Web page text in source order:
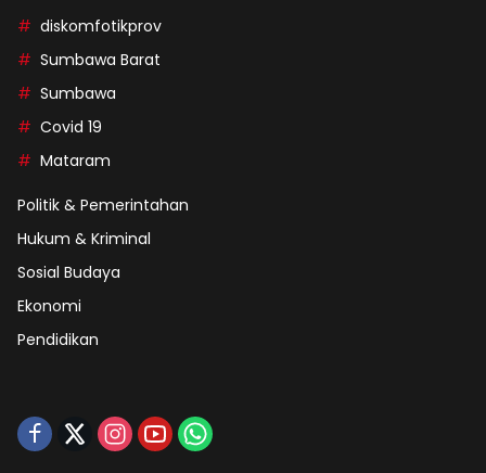
diskomfotikprov
Sumbawa Barat
Sumbawa
Covid 19
Mataram
Politik & Pemerintahan
Hukum & Kriminal
Sosial Budaya
Ekonomi
Pendidikan